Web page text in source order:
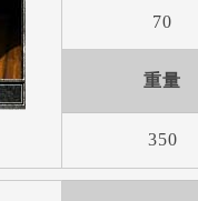
70
重量
350